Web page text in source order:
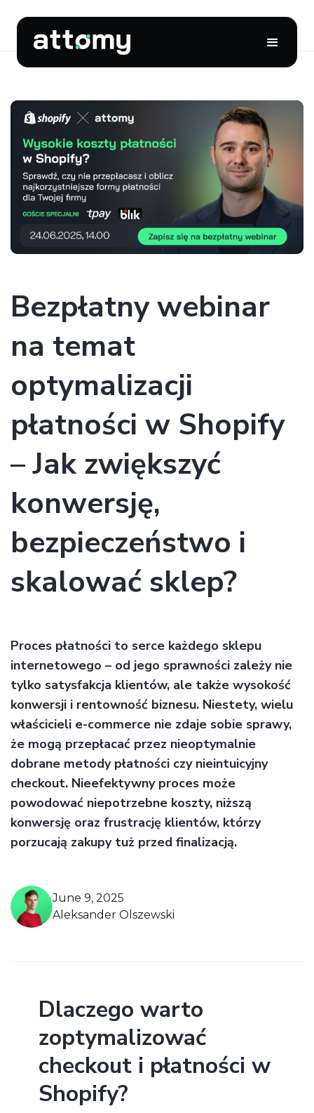
Bezpłatny webinar
na temat
optymalizacji
płatności w Shopify
– Jak zwiększyć
konwersję,
bezpieczeństwo i
skalować sklep?
Proces płatności to serce każdego sklepu
internetowego – od jego sprawności zależy nie
tylko satysfakcja klientów, ale także wysokość
konwersji i rentowność biznesu. Niestety, wielu
właścicieli e-commerce nie zdaje sobie sprawy,
że mogą przepłacać przez nieoptymalnie
dobrane metody płatności czy nieintuicyjny
checkout. Nieefektywny proces może
powodować niepotrzebne koszty, niższą
konwersję oraz frustrację klientów, którzy
porzucają zakupy tuż przed finalizacją.
June 9, 2025
Aleksander Olszewski
Dlaczego warto
zoptymalizować
checkout i płatności w
Shopify?